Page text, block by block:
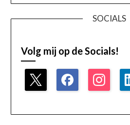
SOCIALS
Volg mij op de Socials!